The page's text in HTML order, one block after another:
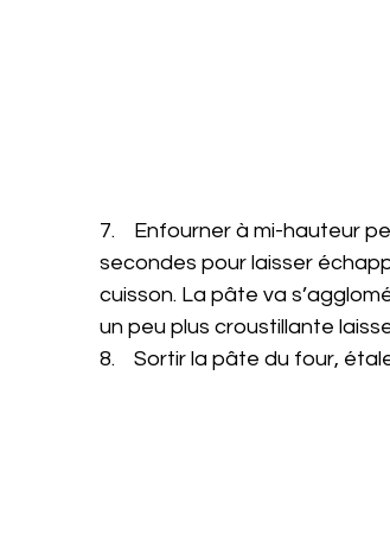
7.    Enfourner à mi-hauteur
secondes pour laisser
cuisson. La pâte va
un peu plus croustillante
8.    Sortir la pâte du four,